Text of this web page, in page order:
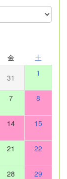
金 土
31 1
7 8
14 15
21 22
28 29